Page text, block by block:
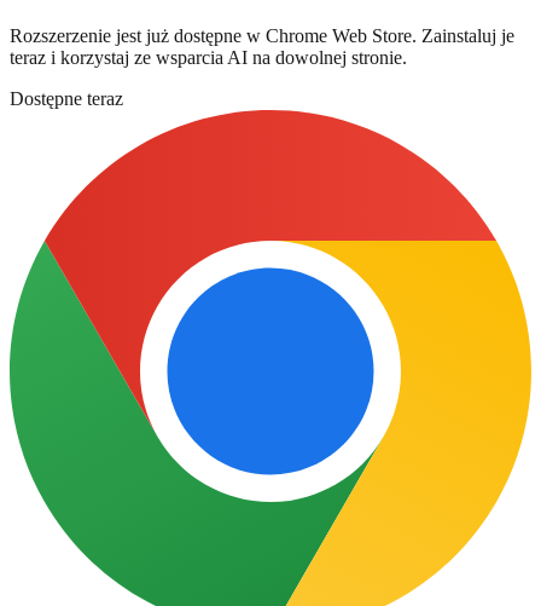
Rozszerzenie jest już dostępne w Chrome Web Store. Zainstaluj je
teraz i korzystaj ze wsparcia AI na dowolnej stronie.
Dostępne teraz